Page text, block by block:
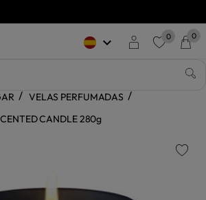
keyboard_arrow_down 0 0
VELAS PERFUMADAS
CANDLE 280g